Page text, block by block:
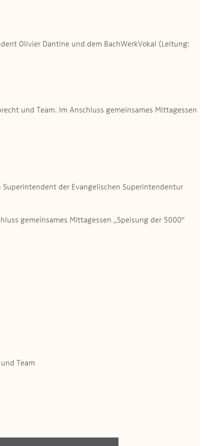
Olivier Dantine und dem BachWerkVokal (Leitung:
und Team. Im Anschluss gemeinsames Mittagessen
der Evangelischen Superintendentur
gemeinsames Mittagessen „Speisung der 5000"
Team